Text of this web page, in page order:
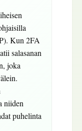
Kun 2FA
salasanan
joka
niiden
puhelinta